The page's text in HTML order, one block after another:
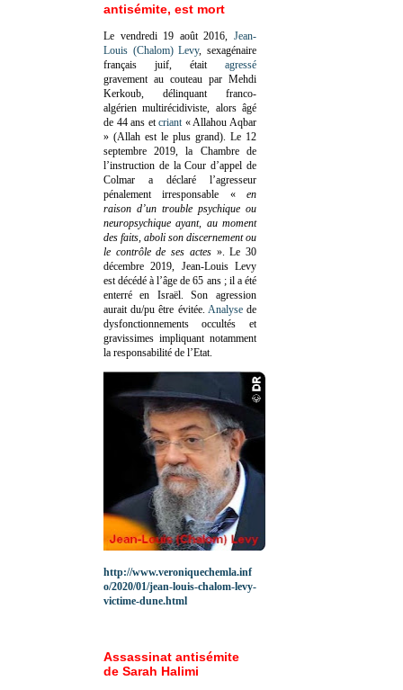
antisémite, est mort
Le vendredi 19 août 2016, Jean-
Louis (Chalom) Levy, sexagénaire
français juif, était agressé
gravement au couteau par Mehdi
Kerkoub, délinquant franco-
algérien multirécidiviste, alors âgé
de 44 ans etcriant « Allahou Aqbar
» (Allah est le plus grand). Le 12
septembre 2019, la Chambre de
l’instruction de la Cour d’appel de
Colmar a déclaré l’agresseur
pénalement irresponsable «en
raison d’un trouble psychique ou
neuropsychique ayant, au moment
des faits, aboli son discernement ou
le contrôle de ses actes». Le 30
décembre 2019, Jean-Louis Levy
est décédé à l’âge de 65 ans ; il a été
enterré en Israël. Son agression
aurait du/pu être évitée. Analysede
dysfonctionnements occultés et
gravissimes impliquant notamment
la responsabilité de l’Etat.
http://www.veroniquechemla.inf
o/2020/01/jean-louis-chalom-levy-
victime-dune.html
Assassinat antisémite
de Sarah Halimi